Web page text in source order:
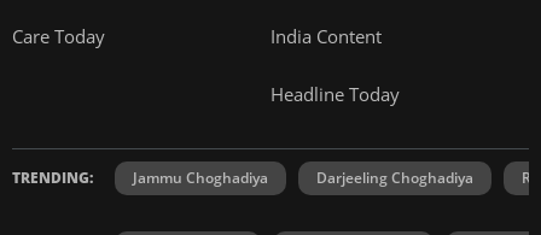
Care Today India Content
Headline Today
TRENDING: Jammu Choghadiya Darjeeling Choghadiya